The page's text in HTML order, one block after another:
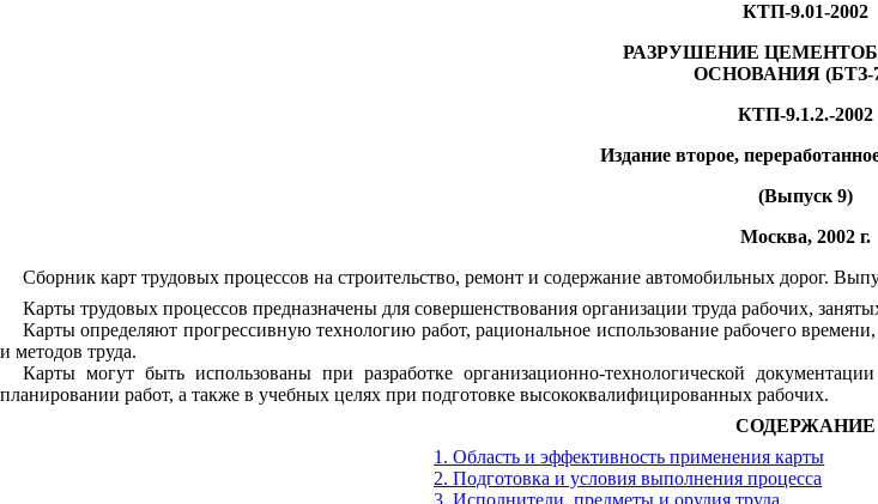
КТП-9.01-2002
РАЗРУШЕНИЕ
ОСНОВАНИЯ (БТЗ-
КТП-9.1.2.-2002
Издание второе,
(Выпуск 9)
Москва, 2002 г.
Сборник карт трудовых процессов на строительство, ремонт и содержание автомобильных дорог.
Карты трудовых процессов предназначены для совершенствования организации труда рабочих,
Карты определяют прогрессивную технологию работ, рациональное использование рабочего
и методов труда.
Карты могут быть использованы при разработке организационно-технологической
планировании работ, а также в учебных целях при подготовке высококвалифицированных рабочих.
СОДЕРЖАНИЕ
1. Область и эффективность применения карты
2. Подготовка и условия выполнения процесса